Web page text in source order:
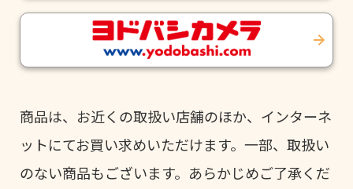
商品は、お近くの取扱い店舗のほか、インターネ
ットにてお買い求めいただけます。一部、取扱い
のない商品もございます。あらかじめご了承くだ